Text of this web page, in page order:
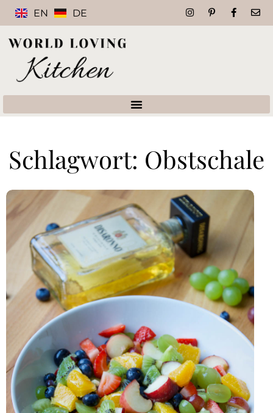
EN DE
Schlagwort: Obstschale